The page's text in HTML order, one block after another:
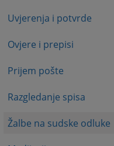
Uvjerenja i potvrde
Ovjere i prepisi
Prijem pošte
Razgledanje spisa
Žalbe na sudske odluke